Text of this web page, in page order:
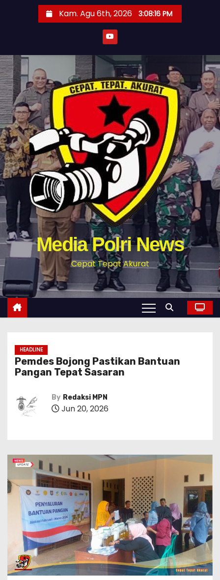
t
o
c
o
n
t
e
n
t
Kam. Agu 6th, 2026 3:08:18 PM
Media Polri News
Cepat Tepat Akurat
HEADLINE
Pemdes Bojong Pastikan Bantuan
Pangan Tepat Sasaran
By Redaksi MPN
Jun 20, 2026